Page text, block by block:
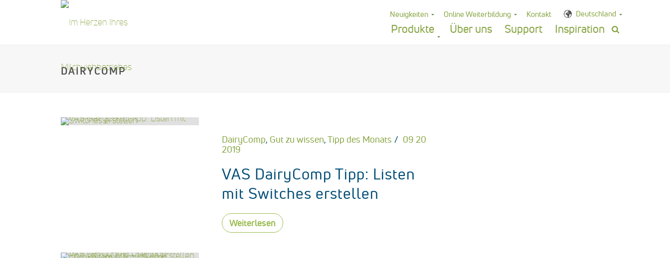
Neuigkeiten Online Weiterbildung Kontakt Deutschland
Produkte Über uns Support Inspiration
DAIRYCOMP
DairyComp, Gut zu wissen,Tipp des Monats
09 20
2019
VAS DairyComp Tipp: Listen
mit Switches erstellen
Weiterlesen